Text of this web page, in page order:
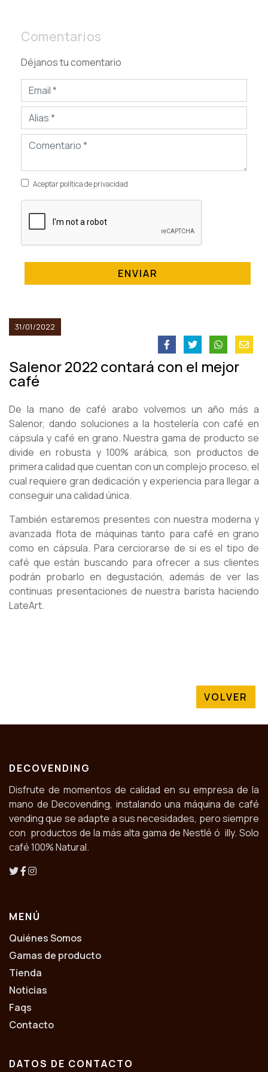
Comentarios
Déjanos tu comentario
Aceptar política de privacidad
ENVIAR
31/01/2022
Salenor 2022 contará con el mejor
café
De la mano de café arabo volvemos un año más a
Salenor, dando soluciones a la hostelería con café en
cápsula y café en grano. Nuestra gama de producto se
divide en robusta y 100% arábica, son productos de
primera calidad que cuentan con un complejo proceso, el
cual requiere gran dedicación y experiencia para llegar a
conseguir una calidad única.
También estaremos presentes con nuestra moderna y
avanzada flota de máquinas tanto para café en grano
como en cápsula. Para cerciorarse de si es el tipo de
café que están buscando para ofrecer a sus clientes
podrán probarlo en degustación, además de ver las
continuas presentaciones de nuestra barista haciendo
LateArt.
VOLVER
DECOVENDING
Disfrute de momentos de calidad en su empresa de la
mano de Decovending, instalando una máquina de café
vending que se adapte a sus necesidades, pero siempre
con productos de la más alta gama de Nestlé ó illy. Solo
café 100% Natural.
MENÚ
Quiénes Somos
Gamas de producto
Tienda
Noticias
Faqs
Contacto
DATOS DE CONTACTO